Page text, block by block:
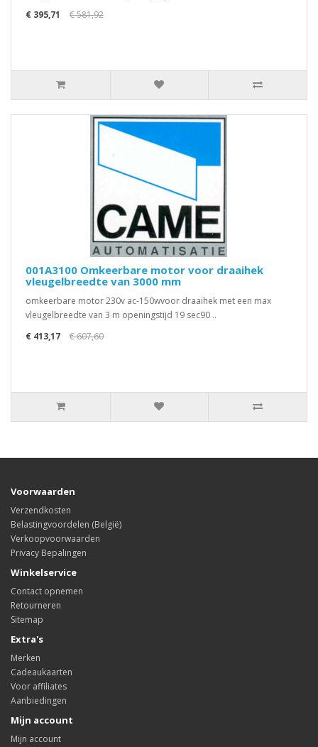
€ 395,71
€ 581,92
001A3100 Omkeerbare motor voor draaihek
vleugelbreedte van 3000 mm
omkeerbare motor 230v ac-150wvoor draaihek met een max
vleugelbreedte van 3 m openingstijd 19 sec90 ..
€ 413,17
€ 607,60
Voorwaarden
Verzendkosten
Belastingvoordelen (België)
Verkoopvoorwaarden
Privacy Bepalingen
Winkelservice
Contact opnemen
Retourneren
Sitemap
Extra's
Merken
Cadeaukaarten
Voor affiliates
Aanbiedingen
Mijn account
Mijn account